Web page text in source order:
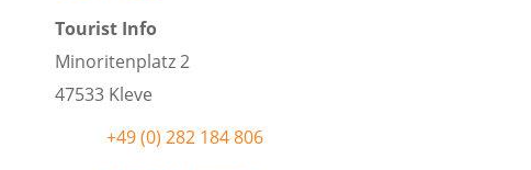
Tourist Info
Minoritenplatz 2
47533 Kleve
+49 (0) 282 184 806